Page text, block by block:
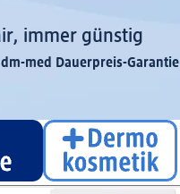
immer günstig
med Dauerpreis-Garantie